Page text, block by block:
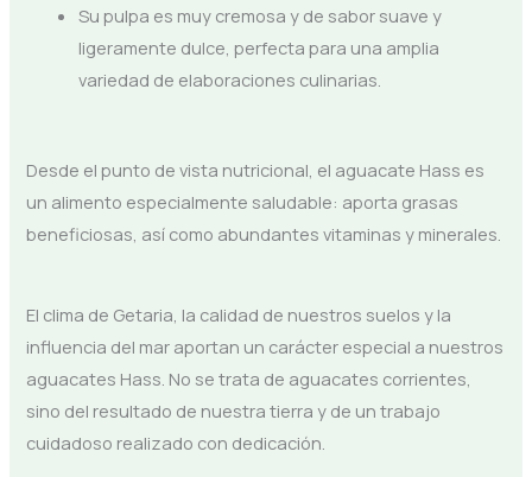
Su pulpa es muy cremosa y de sabor suave y
ligeramente dulce, perfecta para una amplia
variedad de elaboraciones culinarias.
Desde el punto de vista nutricional, el aguacate Hass es
un alimento especialmente saludable: aporta grasas
beneficiosas, así como abundantes vitaminas y minerales.
El clima de Getaria, la calidad de nuestros suelos y la
influencia del mar aportan un carácter especial a nuestros
aguacates Hass. No se trata de aguacates corrientes,
sino del resultado de nuestra tierra y de un trabajo
cuidadoso realizado con dedicación.